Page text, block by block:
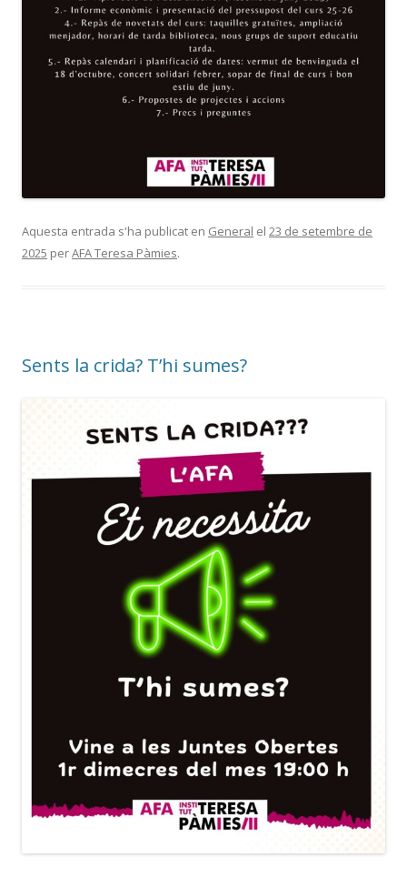
Aquesta entrada s'ha publicat en General el 23 de setembre de
2025 perAFA Teresa Pàmies.
Sents la crida? T’hi sumes?